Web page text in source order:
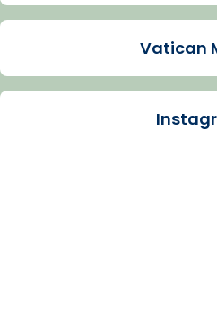
Imatge: Generada amb
Arquebisbat de
Vatican